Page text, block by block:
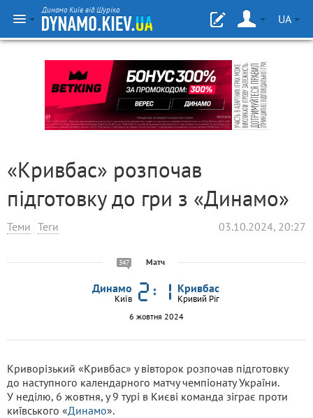
Динамо Київ від Шуріка
UA
«Кривбас» розпочав
підготовку до гри з «Динамо»
Теми Теги 03.10.2024, 20:27
347 Матч
Динамо
Київ
Кривбас
Кривий Ріг
6 жовтня 2024
Криворізький «Кривбас» у вівторок розпочав підготовку
до наступного календарного матчу чемпіонату України.
У неділю, 6 жовтня, у 9 турі в Києві команда зіграє проти
київського «Динамо».